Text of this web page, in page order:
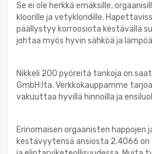
Se ei ole herkkä emäksille,
kloorille ja vetykloridille.
päällystyy korroosiota kestävällä
johtaa myös hyvin sähköä ja
Nikkeli 200 pyöreitä tankoja on
GmbH:lta. Verkkokauppamme
vakuuttaa hyvillä hinnoilla ja
Erinomaisen orgaanisten happojen
kestävyytensä ansiosta 2.4066